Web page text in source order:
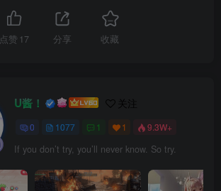
点赞 17 分享 收藏
U酱！ 关注
0 1077 1 1 9.3W+
If you don’t try, you’ll never know. So try.